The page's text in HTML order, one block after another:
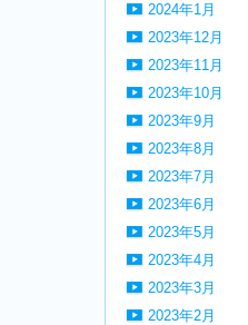
2024年1月
2023年12月
2023年11月
2023年10月
2023年9月
2023年8月
2023年7月
2023年6月
2023年5月
2023年4月
2023年3月
2023年2月